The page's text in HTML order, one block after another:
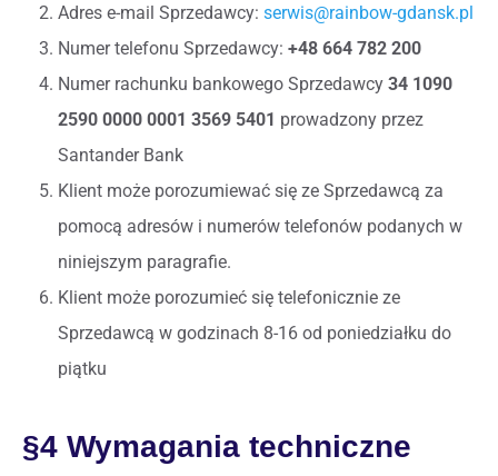
Adres e-mail Sprzedawcy: serwis@rainbow-gdansk.pl
Numer telefonu Sprzedawcy: +48 664 782 200
Numer rachunku bankowego Sprzedawcy 34 1090
2590 0000 0001 3569 5401 prowadzony przez
Santander Bank
Klient może porozumiewać się ze Sprzedawcą za
pomocą adresów i numerów telefonów podanych w
niniejszym paragrafie.
Klient może porozumieć się telefonicznie ze
Sprzedawcą w godzinach 8-16 od poniedziałku do
piątku
§4 Wymagania techniczne